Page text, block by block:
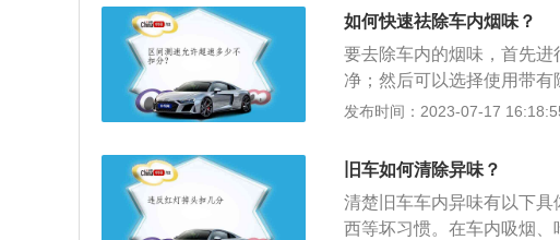
车内空气流动，烟味会向
窗，保持后仰模式，也可以
如何快速祛除车内烟味？
要去除车内的烟味，首先
净；然后可以选择使用带
苏打和活性炭来去除车内烟
清洁剂把地毯清洗一遍，如
果。2、把车内的烟灰缸清
就是这样它才最容易被忽
发布时间：2023-07-17
旧车如何清除异味？
清楚旧车车内异味有以下
西等坏习惯。在车内吸烟